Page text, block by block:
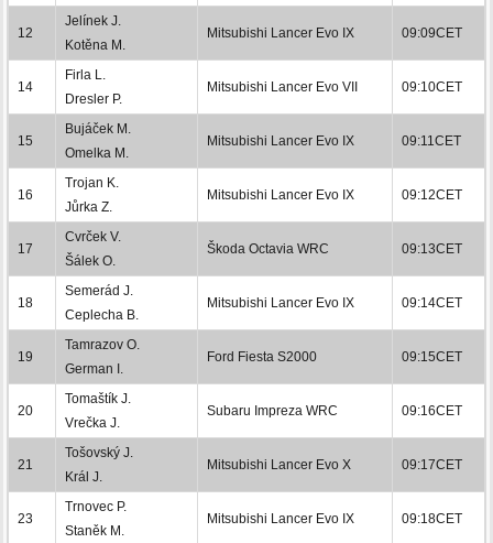
12
Jelínek J.
Kotěna M.
Mitsubishi Lancer Evo IX 09:09CET
14
Firla L.
Dresler P.
Mitsubishi Lancer Evo VII 09:10CET
15
Bujáček M.
Omelka M.
Mitsubishi Lancer Evo IX 09:11CET
16
Trojan K.
Jůrka Z.
Mitsubishi Lancer Evo IX 09:12CET
17
Cvrček V.
Šálek O.
Škoda Octavia WRC 09:13CET
18
Semerád J.
Ceplecha B.
Mitsubishi Lancer Evo IX 09:14CET
19
Tamrazov O.
German I.
Ford Fiesta S2000 09:15CET
20
Tomaštík J.
Vrečka J.
Subaru Impreza WRC 09:16CET
21
Tošovský J.
Král J.
Mitsubishi Lancer Evo X 09:17CET
23
Trnovec P.
Staněk M.
Mitsubishi Lancer Evo IX 09:18CET